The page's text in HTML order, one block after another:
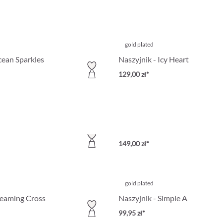
Sparkles
gold plated
Naszyjnik - Icy Heart
129,00 zł*
149,00 zł*
Cross
gold plated
Naszyjnik - Simple A
99,95 zł*